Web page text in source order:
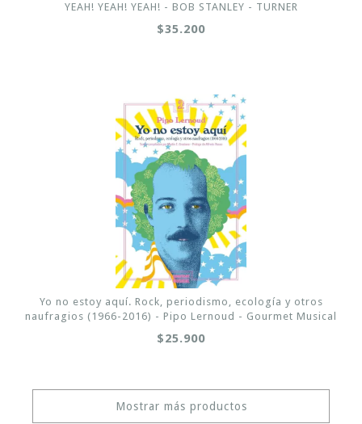
YEAH! YEAH! YEAH! - BOB STANLEY - TURNER
$35.200
Yo no estoy aquí. Rock, periodismo, ecología y otros
naufragios (1966-2016) - Pipo Lernoud - Gourmet Musical
$25.900
Mostrar más productos